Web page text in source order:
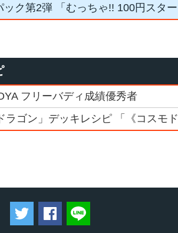
ク第2弾 「むっちゃ!! 100円スター
フリーバディ成績優秀者
ゴン」デッキレシピ 「《コスモ
ツイートするFacebookでシェアする